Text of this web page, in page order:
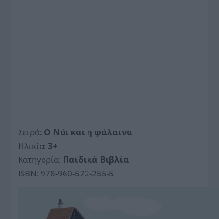
Σειρά: Ο Νόι και η φάλαινα
Ηλικία: 3+
Κατηγορία: Παιδικά Βιβλία
ISBN: 978-960-572-255-5